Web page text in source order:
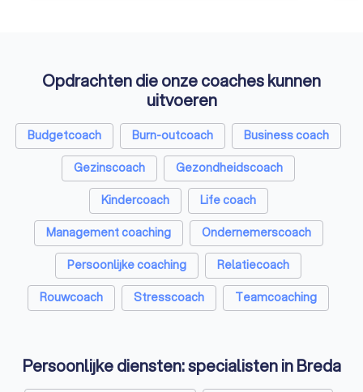
Opdrachten die onze coaches kunnen
uitvoeren
Budgetcoach Burn-outcoach
Business coach
Gezinscoach
Gezondheidscoach
Kindercoach
Life coach
Management coaching
Ondernemerscoach
Persoonlijke coaching
Relatiecoach
Rouwcoach
Stresscoach Teamcoaching
Persoonlijke diensten: specialisten in Breda